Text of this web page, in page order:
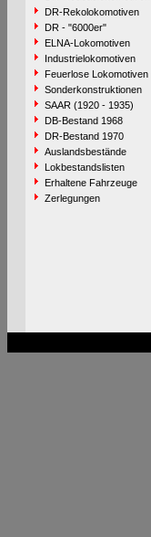
DR-Rekolokomotiven
DR - "6000er"
ELNA-Lokomotiven
Industrielokomotiven
Feuerlose Lokomotiven
Sonderkonstruktionen
SAAR (1920 - 1935)
DB-Bestand 1968
DR-Bestand 1970
Auslandsbestände
Lokbestandslisten
Erhaltene Fahrzeuge
Zerlegungen